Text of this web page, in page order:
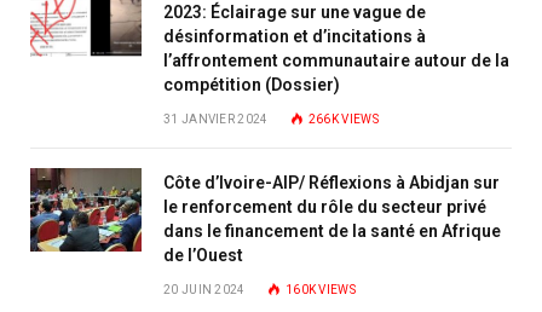
2023: Éclairage sur une vague de
désinformation et d’incitations à
l’affrontement communautaire autour de la
compétition (Dossier)
31 JANVIER 2024 266KVIEWS
Côte d’Ivoire-AIP/ Réflexions à Abidjan sur
le renforcement du rôle du secteur privé
dans le financement de la santé en Afrique
de l’Ouest
20 JUIN 2024 160KVIEWS